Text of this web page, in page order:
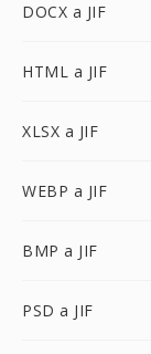
DOCX a JIF
HTML a JIF
XLSX a JIF
WEBP a JIF
BMP a JIF
PSD a JIF